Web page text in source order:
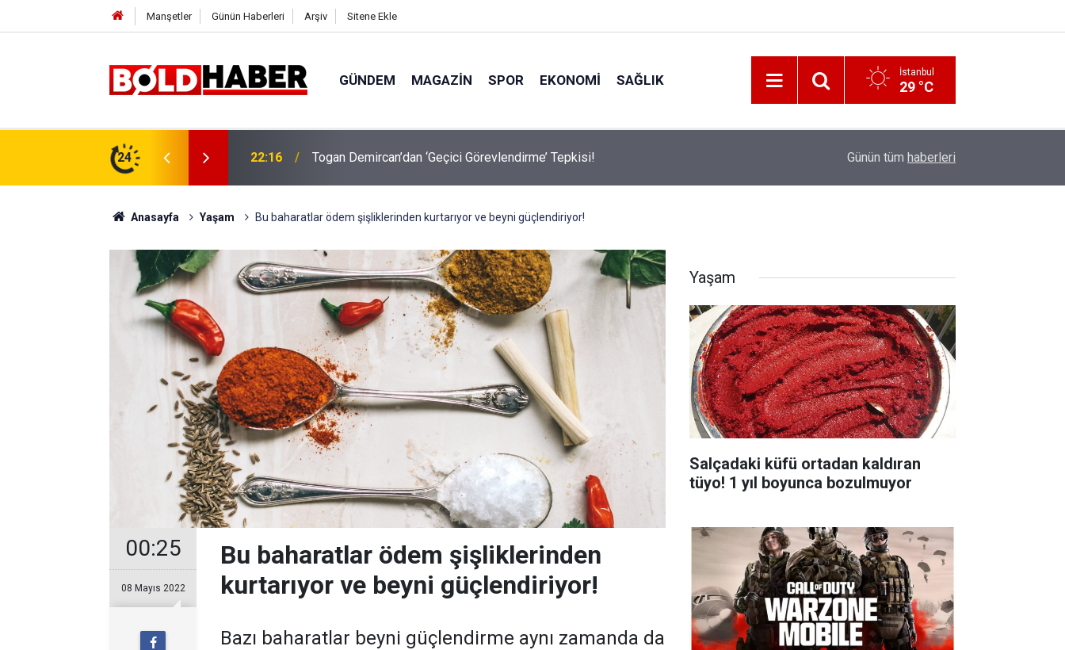
Manşetler Günün Haberleri Arşiv Sitene Ekle
GÜNDEM MAGAZIN SPOR EKONOMI SAĞLIK İstanbul
29 °C
24 19:32 Sıcak Havalarda Ödem Şikayetini Hafife Almayın! İzmir 112’de Kan Donduran İddialar!
Günün tüm haberleri
Anasayfa Yaşam Bu baharatlar ödem şişliklerinden kurtarıyor ve beyni güçlendiriyor!
00:25
08 Mayıs 2022
Bu baharatlar ödem şişliklerinden
kurtarıyor ve beyni güçlendiriyor!
Bazı baharatlar beyni güçlendirme aynı zamanda da
Yaşam
Salçadaki küfü ortadan kaldıran
tüyo! 1 yıl boyunca bozulmuyor